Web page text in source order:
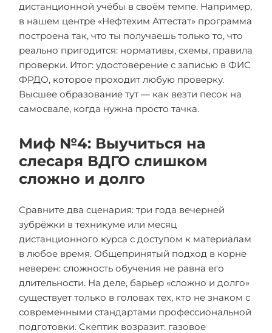
дистанционной учёбы в своём темпе. Например,
в нашем центре «Нефтехим Аттестат» программа
построена так, что ты получаешь только то, что
реально пригодится: нормативы, схемы, правила
проверки. Итог: удостоверение с записью в ФИС
ФРДО, которое проходит любую проверку.
Высшее образование тут — как везти песок на
самосвале, когда нужна просто тачка.
Миф №4: Выучиться на
слесаря ВДГО слишком
сложно и долго
Сравните два сценария: три года вечерней
зубрёжки в техникуме или месяц
дистанционного курса с доступом к материалам
в любое время. Общепринятый подход в корне
неверен: сложность обучения не равна его
длительности. На деле, барьер «сложно и долго»
существует только в головах тех, кто не знаком с
современными стандартами профессиональной
подготовки. Скептик возразит: газовое